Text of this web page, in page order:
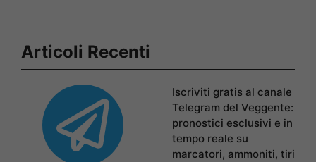
Articoli Recenti
Iscriviti gratis al canale
Telegram del Veggente:
pronostici esclusivi e in
tempo reale su
marcatori, ammoniti, tiri